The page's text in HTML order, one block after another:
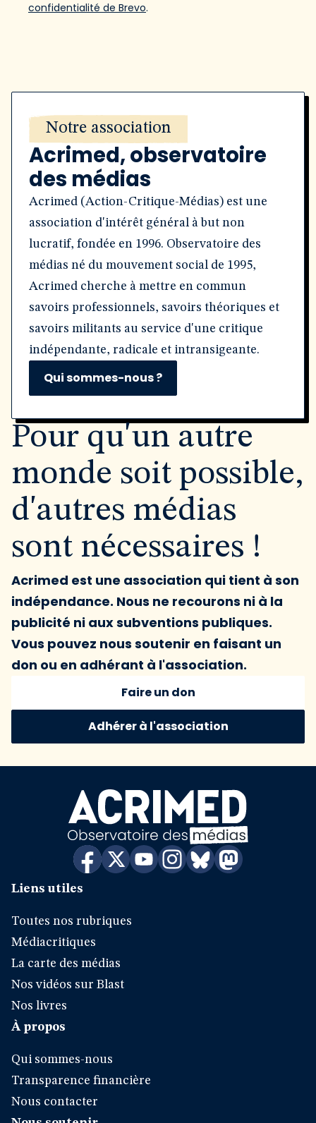
confidentialité de Brevo.
Notre association
Acrimed, observatoire
des médias
Acrimed (Action-Critique-Médias) est une
association d'intérêt général à but non
lucratif, fondée en 1996. Observatoire des
médias né du mouvement social de 1995,
Acrimed cherche à mettre en commun
savoirs professionnels, savoirs théoriques et
savoirs militants au service d'une critique
indépendante, radicale et intransigeante.
Qui sommes-nous ?
Pour qu'un autre
monde soit possible,
d'autres médias
sont nécessaires !
Acrimed est une association qui tient à son
indépendance. Nous ne recourons ni à la
publicité ni aux subventions publiques.
Vous pouvez nous soutenir en faisant un
don ou en adhérant à l'association.
Faire un don
Adhérer à l'association
Liens utiles
Toutes nos rubriques
Médiacritiques
La carte des médias
Nos vidéos sur Blast
Nos livres
À propos
Qui sommes-nous
Transparence financière
Nous contacter